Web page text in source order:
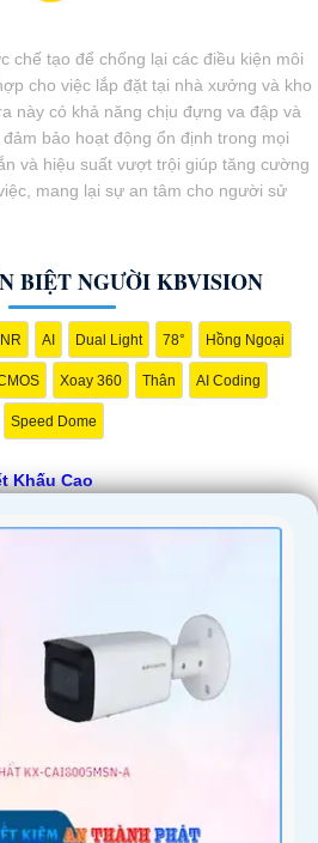
vào nội dung trên để phù hợp với nhu
thành công!
chế tạo để chống lại các điều kiện môi
cho việc lắp đặt tại nhà xưởng và kho
này có khả năng chịu đựng va đập và
bảo hoạt động ổn định trong mọi
và hiệu suất vượt trội giúp tăng cường
mang lại sự an tâm cho người sử
BIỆT NGƯỜI KBVISION
AI Dual Light 78° Hồng Ngoại
Xoay 360 Thân AI Coding
Speed Dome
Khấu Cao